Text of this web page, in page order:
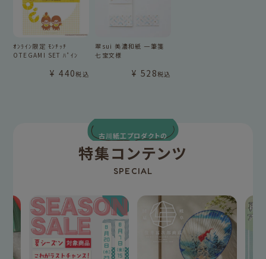
ｵﾝﾗｲﾝ限定 ﾓﾝﾁｯﾁ
OTEGAMI SET ﾊﾟｲﾝ
¥ 440税込
翠sui 美濃和紙 一筆箋
七宝文様
¥ 528税込
古川紙工プロダクトの
特集コンテンツ
SPECIAL